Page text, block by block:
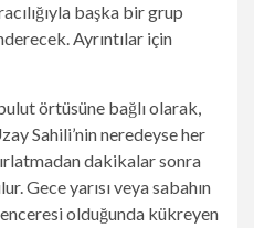
başka bir grup
Ayrıntılar için
örtüsüne bağlı olarak,
Sahili’nin neredeyse her
dakikalar sonra
Gece yarısı veya sabahın
olduğunda kükreyen